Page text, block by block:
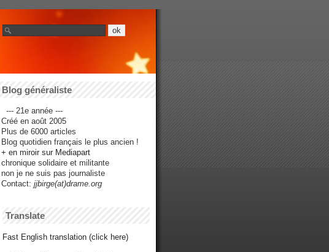
Blog généraliste
--- 21e année ---
Créé en août 2005
Plus de 6000 articles
Blog quotidien français le plus ancien !
+ en miroir sur Mediapart
chronique solidaire et militante
non je ne suis pas journaliste
Contact: jjbirge(at)drame.org
Translate
Fast English translation (click here)